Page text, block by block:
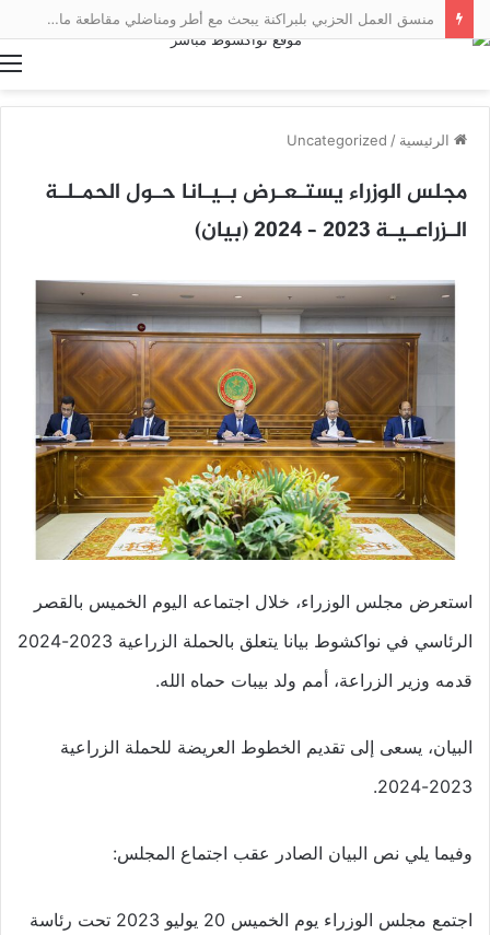
منسق العمل الحزبي بلبراكنة يبحث مع أطر ومناضلي مقاطعة مال سبل تعزيز العمل التنظيمي
الرئيسية /
Uncategorized
مجلس الوزراء يستـعـرض بـيـانا حـول الحمـلـة
الـزراعـيـة 2023 – 2024 (بيان)
استعرض مجلس الوزراء، خلال اجتماعه اليوم الخميس بالقصر
الرئاسي في نواكشوط بيانا يتعلق بالحملة الزراعية 2023-2024
قدمه وزير الزراعة، أمم ولد بيبات حماه الله.
البيان، يسعى إلى تقديم الخطوط العريضة للحملة الزراعية
2023-2024.
وفيما يلي نص البيان الصادر عقب اجتماع المجلس:
اجتمع مجلس الوزراء يوم الخميس 20 يوليو 2023 تحت رئاسة